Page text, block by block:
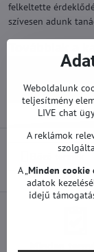
felkeltette
szívesen adunk
Tápegységek |
Előző termék
Weboldalunk
teljesítmény
LIVE chat
A reklámok
A „Minden cookie
adatok
idejű